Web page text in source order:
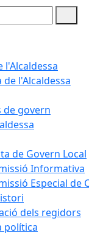
l'Alcaldessa
de l'Alcaldessa
de govern
de Govern Local
Informativa
Especial de
dels regidors
política